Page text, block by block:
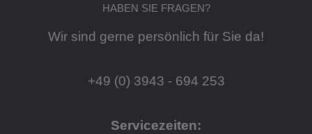
HABEN SIE FRAGEN?
Wir sind gerne persönlich für Sie da!
+49 (0) 3943 - 694 253
Servicezeiten: